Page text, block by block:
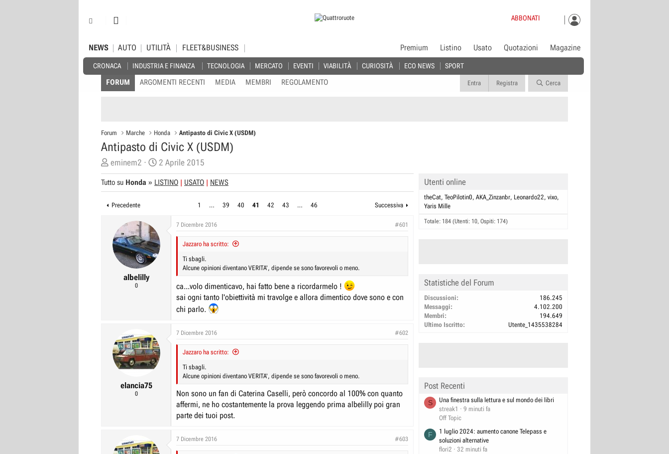
ABBONATI
NEWS
CRONACA INDUSTRIA E FINANZA TECNOLOGIA MERCATO EVENTI VIABILITÀ CURIOSITÀ ECO NEWS SPORT
AUTO UTILITÀ FLEET&BUSINESS Premium Listino Usato Quotazioni Magazine
FORUM ARGOMENTI RECENTI MEDIA MEMBRI REGOLAMENTO Entra Registra Cerca
Forum Marche Honda Antipasto di Civic X (USDM)
Antipasto di Civic X (USDM)
C
r
e
t
e
D
o
eminem2
D
a
t
I
n
2 Aprile 2015
Tutto su Honda » LISTINO USATO NEWS
Precedente 1 … 39 40 41 42 43 … 46 Successiva
albelilly
0
7 Dicembre 2016 #601
Jazzaro ha scritto:
Ti sbagli.
Alcune opinioni diventano VERITA', dipende se sono favorevoli o meno.
ca...volo dimenticavo, hai fatto bene a ricordarmelo !
sai ogni tanto l'obiettività mi travolge e allora dimentico dove sono e con
chi parlo.
elancia75
0
7 Dicembre 2016 #602
Jazzaro ha scritto:
Ti sbagli.
Alcune opinioni diventano VERITA', dipende se sono favorevoli o meno.
Non sono un fan di Caterina Caselli, però concordo al 100% con quanto
affermi, ne ho costantemente la prova leggendo prima albelilly poi gran
parte dei tuoi post.
7 Dicembre 2016 #603
Utenti online
theCat TeoPilotin0 AKA_Zinzanbr Leonardo22 vixo
Yaris Mille
Totale: 184 (Utenti: 10, Ospiti: 174)
Statistiche del Forum
Discussioni
186.245
Messaggi
4.102.200
Membri
194.649
Ultimo Iscritto
Utente_1435538284
Post Recenti
S
Una finestra sulla lettura e sul mondo dei libri
streak1
9 minuti fa
Off Topic
F
1 luglio 2024: aumento canone Telepass e
soluzioni alternative
flori2
32 minuti fa